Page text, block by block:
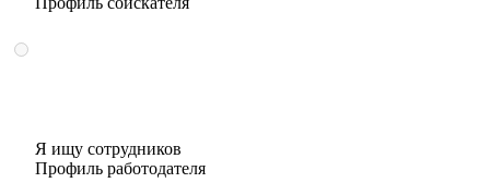
Я ищу сотрудников
Профиль работодателя